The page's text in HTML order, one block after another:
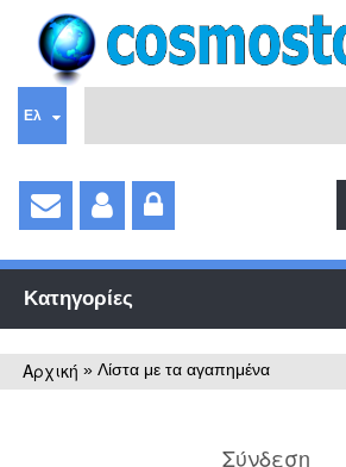
Ελ
Κατηγορίες
Αρχική » Λίστα με τα αγαπημένα
Σύνδεση